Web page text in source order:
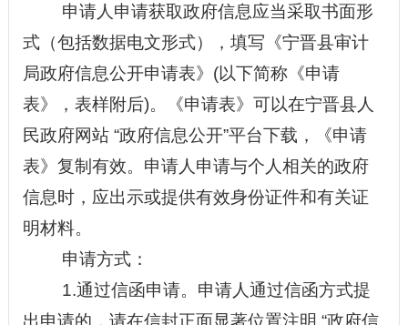
申请人申请获取政府信息应当采取书面形
式（包括数据电文形式），填写《宁晋县审计
局政府信息公开申请表》 (以下简称《申请
表》，表样附后)。《申请表》可以在宁晋县人
民政府网站“政府信息公开”平台下载，《申请
表》复制有效。申请人申请与个人相关的政府
信息时，应出示或提供有效身份证件和有关证
明材料。
申请方式：
1.通过信函申请。申请人通过信函方式提
出申请的，请在信封正面显著位置注明 “政府信